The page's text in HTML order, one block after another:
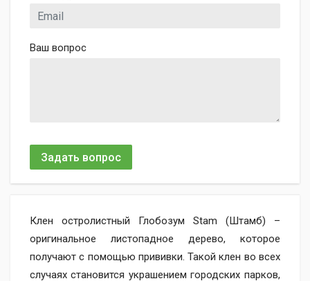
Ваш вопрос
Задать вопрос
Клен остролистный Глобозум Stam (Штамб) –
оригинальное листопадное дерево, которое
получают с помощью прививки. Такой клен во всех
случаях становится украшением городских парков,